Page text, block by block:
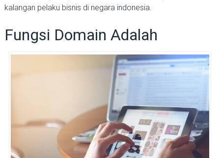
kalangan pelaku bisnis di negara indonesia.
Fungsi Domain Adalah